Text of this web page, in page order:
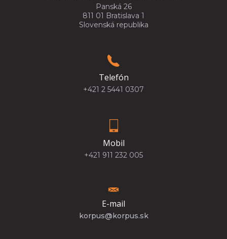
Panská 26
811 01 Bratislava 1
Slovenská republika
Telefón
+421 2 5441 0307
Mobil
+421 911 232 005
E-mail
korpus@korpus.sk